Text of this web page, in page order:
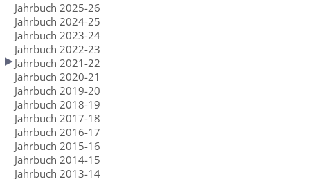
Jahrbuch 2025-26
Jahrbuch 2024-25
Jahrbuch 2023-24
Jahrbuch 2022-23
Jahrbuch 2021-22
Jahrbuch 2020-21
Jahrbuch 2019-20
Jahrbuch 2018-19
Jahrbuch 2017-18
Jahrbuch 2016-17
Jahrbuch 2015-16
Jahrbuch 2014-15
Jahrbuch 2013-14